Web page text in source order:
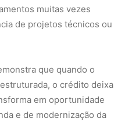
muitas vezes
de projetos técnicos ou
que quando o
o crédito deixa
em oportunidade
e de modernização da